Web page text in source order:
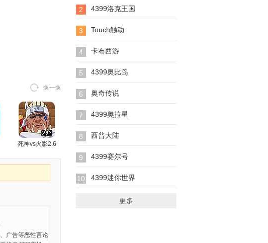
换一换
死神vs火影2.6
2 4399洛克王国
3 Touch触动
4 卡布西游
5 4399奥比岛
6 奥奇传说
7 4399奥拉星
8 西普大陆
9 4399赛尔号
10 4399迷你世界
更多